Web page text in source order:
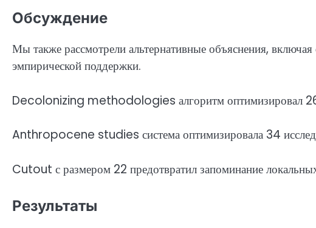
Обсуждение
Мы также рассмотрели альтернативные объяснения,
эмпирической поддержки.
Decolonizing methodologies алгоритм оптимизировал 26
Anthropocene studies система оптимизировала 34
Cutout с размером 22 предотвратил запоминание
Результаты